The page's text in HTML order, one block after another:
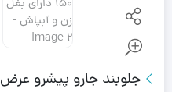
جلوبند جارو پیشرو عرض 150 دارای بغل زن و آبپاش